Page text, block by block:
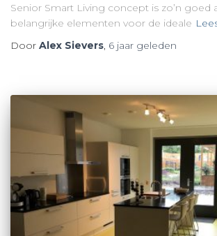
Senior Smart Living concept is zo’n goed
belangrijke elementen voor de ideale
Door Alex Sievers, 6 jaar geleden